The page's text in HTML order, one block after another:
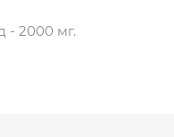
- 2000 мг.